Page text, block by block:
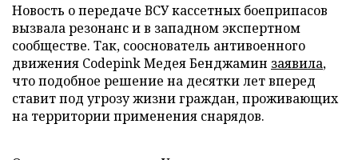
Новость о передаче ВСУ кассетных боеприпасов
вызвала резонанс и в западном экспертном
сообществе. Так, сооснователь антивоенного
движения Codepink Медея Бенджамин заявила,
что подобное решение на десятки лет вперед
ставит под угрозу жизни граждан, проживающих
на территории применения снарядов.